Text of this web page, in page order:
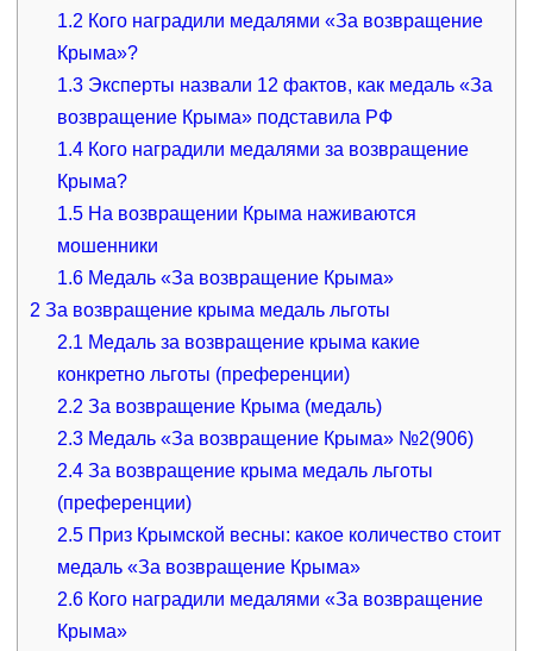
1.2 Кого наградили медалями «За возвращение
Крыма»?
1.3 Эксперты назвали 12 фактов, как медаль «За
возвращение Крыма» подставила РФ
1.4 Кого наградили медалями за возвращение
Крыма?
1.5 На возвращении Крыма наживаются
мошенники
1.6 Медаль «За возвращение Крыма»
2 За возвращение крыма медаль льготы
2.1 Медаль за возвращение крыма какие
конкретно льготы (преференции)
2.2 За возвращение Крыма (медаль)
2.3 Медаль «За возвращение Крыма» №2(906)
2.4 За возвращение крыма медаль льготы
(преференции)
2.5 Приз Крымской весны: какое количество стоит
медаль «За возвращение Крыма»
2.6 Кого наградили медалями «За возвращение
Крыма»